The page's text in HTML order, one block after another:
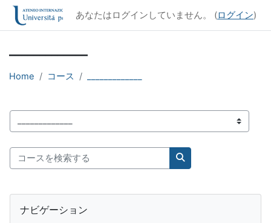
メインコンテンツへスキップする
あなたはログインしていません。 (ログイン)
Home コース
コースカテゴリ
コースを検索する
コースを検索する
ブロック
ナビゲーション